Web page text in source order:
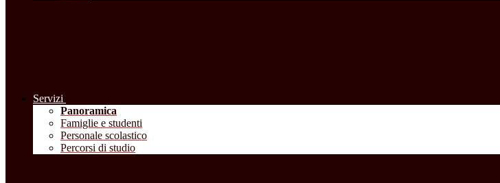
Servizi
Panoramica
Famiglie e studenti
Personale scolastico
Percorsi di studio